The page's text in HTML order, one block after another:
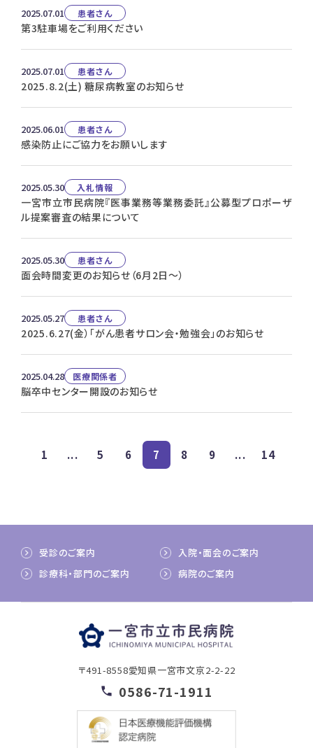
2025.07.01 患者さん
第3駐車場をご利用ください
2025.07.01 患者さん
2025.8.2(土) 糖尿病教室のお知らせ
2025.06.01 患者さん
感染防止にご協力をお願いします
2025.05.30 入札情報
一宮市立市民病院『医事業務等業務委託』公募型プロポーザ
ル提案審査の結果について
2025.05.30 患者さん
面会時間変更のお知らせ（6月2日～）
2025.05.27 患者さん
2025.6.27(金）「がん患者サロン会・勉強会」のお知らせ
2025.04.28 医療関係者
脳卒中センター開設のお知らせ
1 ... 5 6 7 8 9 ... 14
受診のご案内
入院・面会のご案内
診療科・部門のご案内
病院のご案内
〒491-8558愛知県一宮市文京2-2-22
0586-71-1911